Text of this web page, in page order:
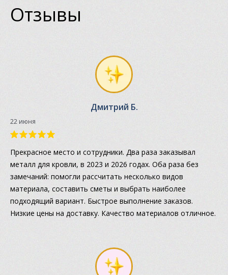
Отзывы
Дмитрий Б.
22 июня
Прекрасное место и сотрудники. Два раза заказывал
металл для кровли, в 2023 и 2026 годах. Оба раза без
замечаний: помогли рассчитать несколько видов
материала, составить сметы и выбрать наиболее
подходящий вариант. Быстрое выполнение заказов.
Низкие цены на доставку. Качество материалов отличное.